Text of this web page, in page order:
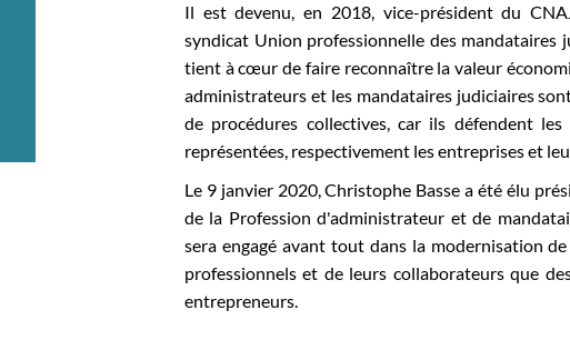
Il est devenu, en 2018, vice-président du
syndicat Union professionnelle des mandataires
tient à cœur de faire reconnaître la valeur
administrateurs et les mandataires judiciaires
de procédures collectives, car ils défendent
représentées, respectivement les entreprises et
Le 9 janvier 2020, Christophe Basse a été élu
de la Profession d'administrateur et de
sera engagé avant tout dans la modernisation
professionnels et de leurs collaborateurs que
entrepreneurs.